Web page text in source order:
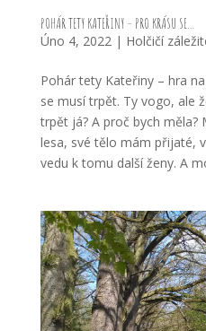
POHÁR TETY KATEŘINY – PRO KRÁSU SE…
Úno 4, 2022 | Holčičí
Pohár tety Kateřiny – hra
se musí trpět. Ty vogo, ale
trpět já? A proč bych
lesa, své tělo mám přijaté,
vedu k tomu další ženy. A